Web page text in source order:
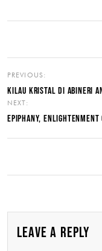
PREVIOUS:
KILAU KRISTAL DI ABINERI
NEXT:
EPIPHANY, ENLIGHTENMENT
LEAVE A REPLY